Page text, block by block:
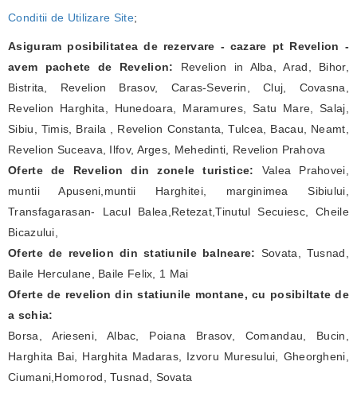
Conditii de Utilizare Site;
Asiguram posibilitatea de rezervare - cazare pt Revelion -
avem pachete de Revelion: Revelion in Alba, Arad, Bihor,
Bistrita, Revelion Brasov, Caras-Severin, Cluj, Covasna,
Revelion Harghita, Hunedoara, Maramures, Satu Mare, Salaj,
Sibiu, Timis, Braila , Revelion Constanta, Tulcea, Bacau, Neamt,
Revelion Suceava, Ilfov, Arges, Mehedinti, Revelion Prahova
Oferte de Revelion din zonele turistice: Valea Prahovei,
muntii Apuseni,muntii Harghitei, marginimea Sibiului,
Transfagarasan- Lacul Balea,Retezat,Tinutul Secuiesc, Cheile
Bicazului,
Oferte de revelion din statiunile balneare: Sovata, Tusnad,
Baile Herculane, Baile Felix, 1 Mai
Oferte de revelion din statiunile montane, cu posibiltate de
a schia:
Borsa, Arieseni, Albac, Poiana Brasov, Comandau, Bucin,
Harghita Bai, Harghita Madaras, Izvoru Muresului, Gheorgheni,
Ciumani,Homorod, Tusnad, Sovata